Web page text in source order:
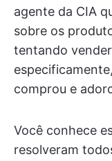
agente da CIA
sobre os
tentando
comprou e
Você conhece
resolveram